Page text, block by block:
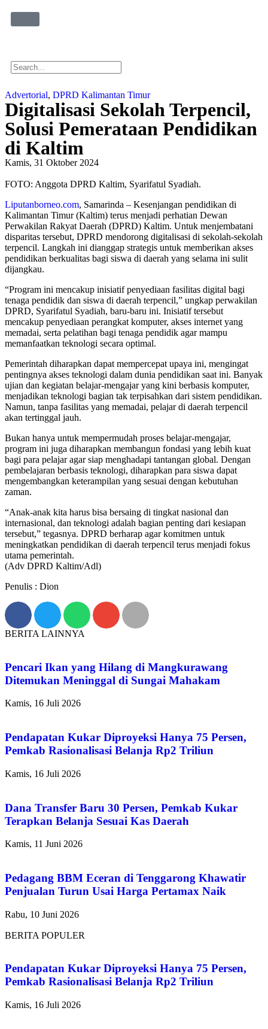
Advertorial, DPRD Kalimantan Timur
Digitalisasi Sekolah Terpencil,
Solusi Pemerataan Pendidikan
di Kaltim
Kamis, 31 Oktober 2024
FOTO: Anggota DPRD Kaltim, Syarifatul Syadiah.
Liputanborneo.com, Samarinda – Kesenjangan pendidikan di
Kalimantan Timur (Kaltim) terus menjadi perhatian Dewan
Perwakilan Rakyat Daerah (DPRD) Kaltim. Untuk menjembatani
disparitas tersebut, DPRD mendorong digitalisasi di sekolah-sekolah
terpencil. Langkah ini dianggap strategis untuk memberikan akses
pendidikan berkualitas bagi siswa di daerah yang selama ini sulit
dijangkau.
“Program ini mencakup inisiatif penyediaan fasilitas digital bagi
tenaga pendidik dan siswa di daerah terpencil,” ungkap perwakilan
DPRD, Syarifatul Syadiah, baru-baru ini. Inisiatif tersebut
mencakup penyediaan perangkat komputer, akses internet yang
memadai, serta pelatihan bagi tenaga pendidik agar mampu
memanfaatkan teknologi secara optimal.
Pemerintah diharapkan dapat mempercepat upaya ini, mengingat
pentingnya akses teknologi dalam dunia pendidikan saat ini. Banyak
ujian dan kegiatan belajar-mengajar yang kini berbasis komputer,
menjadikan teknologi bagian tak terpisahkan dari sistem pendidikan.
Namun, tanpa fasilitas yang memadai, pelajar di daerah terpencil
akan tertinggal jauh.
Bukan hanya untuk mempermudah proses belajar-mengajar,
program ini juga diharapkan membangun fondasi yang lebih kuat
bagi para pelajar agar siap menghadapi tantangan global. Dengan
pembelajaran berbasis teknologi, diharapkan para siswa dapat
mengembangkan keterampilan yang sesuai dengan kebutuhan
zaman.
“Anak-anak kita harus bisa bersaing di tingkat nasional dan
internasional, dan teknologi adalah bagian penting dari kesiapan
tersebut,” tegasnya. DPRD berharap agar komitmen untuk
meningkatkan pendidikan di daerah terpencil terus menjadi fokus
utama pemerintah.
(Adv DPRD Kaltim/Adl)
Penulis : Dion
BERITA LAINNYA
Pencari Ikan yang Hilang di Mangkurawang
Ditemukan Meninggal di Sungai Mahakam
Kamis, 16 Juli 2026
Pendapatan Kukar Diproyeksi Hanya 75 Persen,
Pemkab Rasionalisasi Belanja Rp2 Triliun
Kamis, 16 Juli 2026
Dana Transfer Baru 30 Persen, Pemkab Kukar
Terapkan Belanja Sesuai Kas Daerah
Kamis, 11 Juni 2026
Pedagang BBM Eceran di Tenggarong Khawatir
Penjualan Turun Usai Harga Pertamax Naik
Rabu, 10 Juni 2026
Mangkurawang Ditemukan Meninggal di
Sungai Mahakam
BERITA POPULER
Pendapatan Kukar Diproyeksi Hanya 75 Persen,
Pemkab Rasionalisasi Belanja Rp2 Triliun
Kamis, 16 Juli 2026